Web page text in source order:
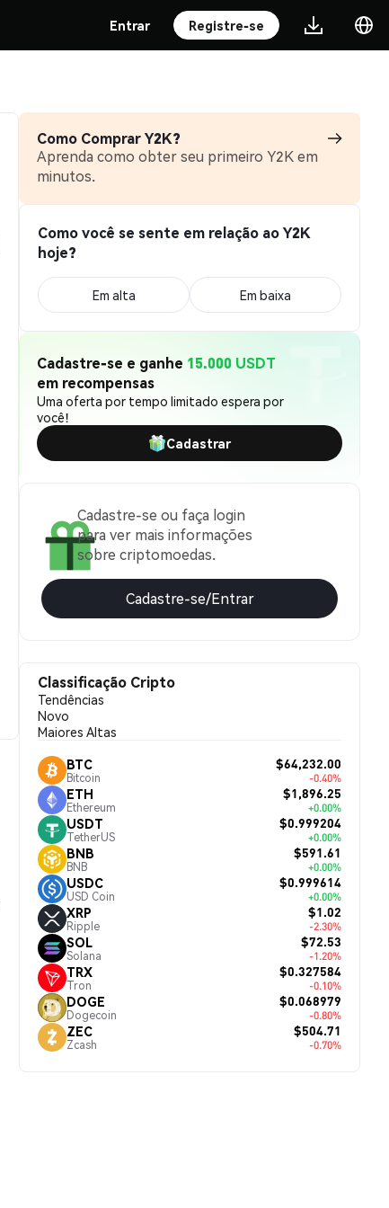
Entrar Registre-se
Como Comprar Y2K?
Aprenda como obter seu primeiro Y2K em
minutos.
Como você se sente em relação ao Y2K
hoje?
Em alta Em baixa
Cadastre-se e ganhe 15.000 USDT
em recompensas
Uma oferta por tempo limitado espera por
você!
Cadastrar
Cadastre-se ou faça login
para ver mais informações
sobre criptomoedas.
Cadastre-se/Entrar
Classificação Cripto
Tendências
Novo
Maiores Altas
BTC
Bitcoin
$64,232.00
-0.40%
ETH
Ethereum
$1,896.25
+0.00%
USDT
TetherUS
$0.999204
+0.00%
BNB
BNB
$591.61
+0.00%
USDC
USD Coin
$0.999614
+0.00%
XRP
Ripple
$1.02
-2.30%
SOL
Solana
$72.53
-1.20%
TRX
Tron
$0.327584
-0.10%
DOGE
Dogecoin
$0.068979
-0.80%
ZEC
Zcash
$504.71
-0.70%